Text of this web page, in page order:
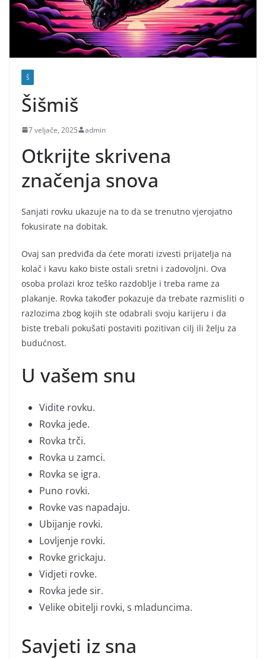
Š
Šišmiš
7 veljače, 2025 admin
Otkrijte skrivena
značenja snova
Sanjati rovku ukazuje na to da se trenutno vjerojatno
fokusirate na dobitak.
Ovaj san predviđa da ćete morati izvesti prijatelja na
kolač i kavu kako biste ostali sretni i zadovoljni. Ova
osoba prolazi kroz teško razdoblje i treba rame za
plakanje. Rovka također pokazuje da trebate razmisliti o
razlozima zbog kojih ste odabrali svoju karijeru i da
biste trebali pokušati postaviti pozitivan cilj ili želju za
budućnost.
U vašem snu
Vidite rovku.
Rovka jede.
Rovka trči.
Rovka u zamci.
Rovka se igra.
Puno rovki.
Rovke vas napadaju.
Ubijanje rovki.
Lovljenje rovki.
Rovke grickaju.
Vidjeti rovke.
Rovka jede sir.
Velike obitelji rovki, s mladuncima.
Savjeti iz sna